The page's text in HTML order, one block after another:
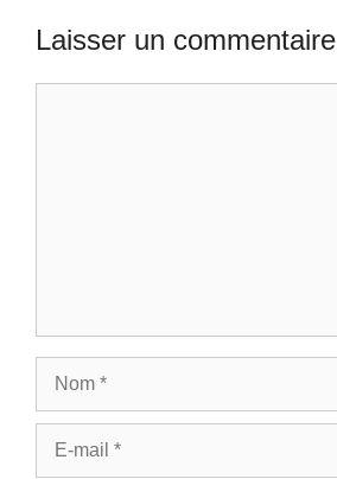
Laisser un commentaire